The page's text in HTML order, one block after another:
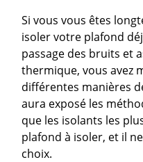
Si vous vous êtes
isoler votre plafond
passage des bruits et
thermique, vous avez
différentes manières
aura exposé les
que les isolants les
plafond à isoler, et il
choix.